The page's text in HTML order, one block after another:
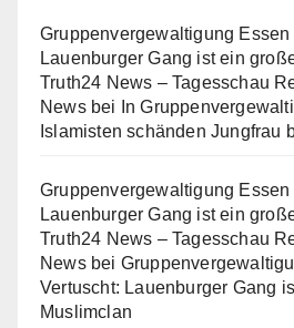
Gruppenvergewaltigung Essen
Lauenburger Gang ist ein
Truth24 News – Tagesschau
Newsbei
In
Islamisten schänden Jungfrau
Gruppenvergewaltigung Essen
Lauenburger Gang ist ein
Truth24 News – Tagesschau
Newsbei
Vertuscht: Lauenburger Gang
Muslimclan